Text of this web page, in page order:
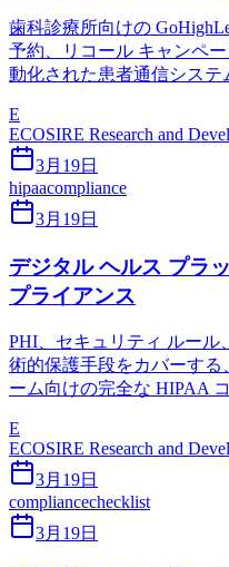
歯科診療所向けの
予約、リコール キャンペ
動化された患者通信システ
E
ECOSIRE Research and
3月19日
hipaacompliance
3月19日
デジタル ヘルス プラ
プライアンス
PHI、セキュリティ ルー
術的保護手段をカバーする
ーム向けの完全な HIPAA
E
ECOSIRE Research and
3月19日
compliancechecklist
3月19日